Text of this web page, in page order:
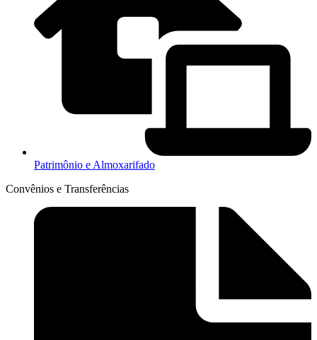
Patrimônio e Almoxarifado
Convênios e Transferências